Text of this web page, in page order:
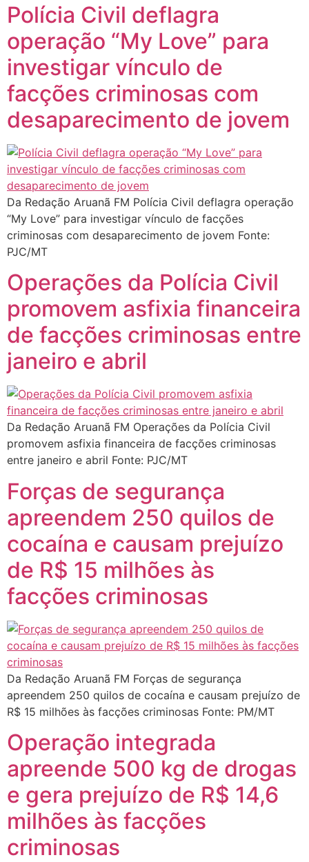
Polícia Civil deflagra
operação “My Love” para
investigar vínculo de
facções criminosas com
desaparecimento de jovem
Da Redação Aruanã FM Polícia Civil deflagra operação
“My Love” para investigar vínculo de facções
criminosas com desaparecimento de jovem Fonte:
PJC/MT
Operações da Polícia Civil
promovem asfixia financeira
de facções criminosas entre
janeiro e abril
Da Redação Aruanã FM Operações da Polícia Civil
promovem asfixia financeira de facções criminosas
entre janeiro e abril Fonte: PJC/MT
Forças de segurança
apreendem 250 quilos de
cocaína e causam prejuízo
de R$ 15 milhões às
facções criminosas
Da Redação Aruanã FM Forças de segurança
apreendem 250 quilos de cocaína e causam prejuízo de
R$ 15 milhões às facções criminosas Fonte: PM/MT
Operação integrada
apreende 500 kg de drogas
e gera prejuízo de R$ 14,6
milhões às facções
criminosas